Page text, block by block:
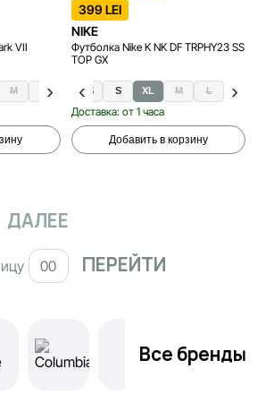
VII
M
399 LEI
NIKE
Футболка Nike K NK DF TRPHY23 SS
TOP GX
XS S XL M L
Доставка: от 1 часа
Добавить в корзину
ДАЛЕЕ
Все бренды